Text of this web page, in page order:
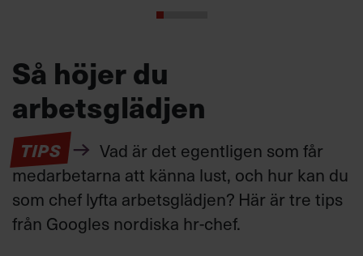
Så höjer du
arbetsglädjen
TIPS
Vad är det egentligen som får
medarbetarna att känna lust, och hur kan du
som chef lyfta arbetsglädjen? Här är tre tips
från Googles nordiska hr-chef.